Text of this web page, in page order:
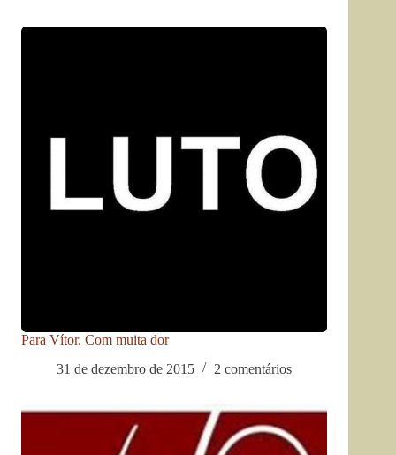
Para Vítor. Com muita dor
31 de dezembro de 2015
2 comentários